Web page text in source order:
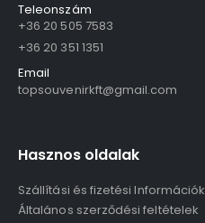
Teleonszám
+36 20 505 7583
+36 20 351 1351
Email
topsouvenirkft@gmail.com
Hasznos oldalak
Szállítási és fizetési Információk
Általános szerződési feltételek